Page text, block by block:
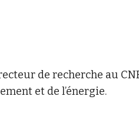
de recherche au
et de l’énergie.